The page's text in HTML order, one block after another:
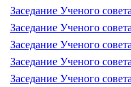
Заседание Ученого
Заседание Ученого
Заседание Ученого
Заседание Ученого
Заседание Ученого